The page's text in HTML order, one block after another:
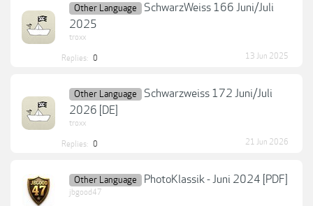
Other Language
SchwarzWeiss 166 Juni/Juli
2025
troxx
Replies: 0 13 Jun 2025
Other Language
Schwarzweiss 172 Juni/Juli
2026 [DE]
troxx
Replies: 0 21 Jun 2026
Other Language PhotoKlassik - Juni 2024 [PDF]
jbgood47